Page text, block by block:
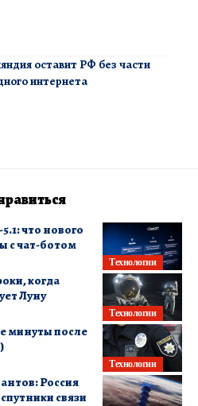
оставит РФ без части
интернета
Технологии
что нового
с чат-ботом
Технологии
когда
Луну
Технологии
минуты после
Россия
связи